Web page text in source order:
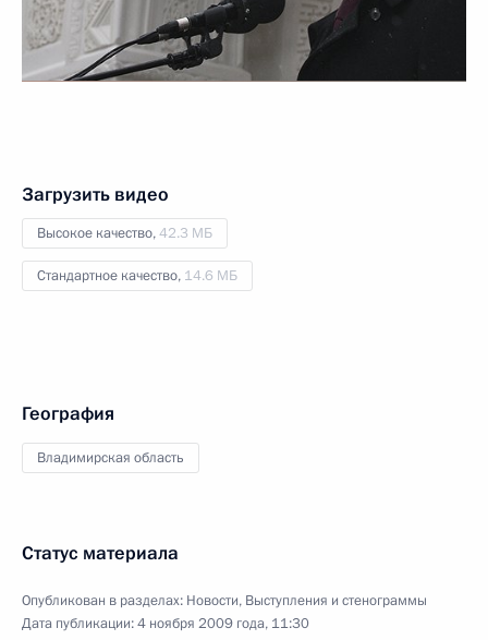
Загрузить видео
Высокое качество,42.3 МБ
Стандартное качество, 14.6 МБ
География
Владимирская область
Статус материала
Опубликован в разделах: Новости, Выступления и стенограммы
Дата публикации:4 ноября 2009 года, 11:30